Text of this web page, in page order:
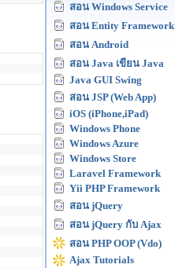
สอน Windows Service
สอน Entity Framework
สอน Android
สอน Java เขียน Java
Java GUI Swing
สอน JSP (Web App)
iOS (iPhone,iPad)
Windows Phone
Windows Azure
Windows Store
Laravel Framework
Yii PHP Framework
สอน jQuery
สอน jQuery กับ Ajax
สอน PHP OOP (Vdo)
Ajax Tutorials